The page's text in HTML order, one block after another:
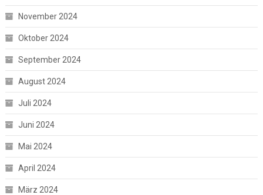
November 2024
Oktober 2024
September 2024
August 2024
Juli 2024
Juni 2024
Mai 2024
April 2024
März 2024